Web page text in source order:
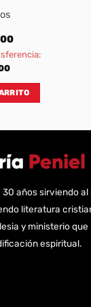
años sirviendo al
literatura
y ministerio que
espiritual.